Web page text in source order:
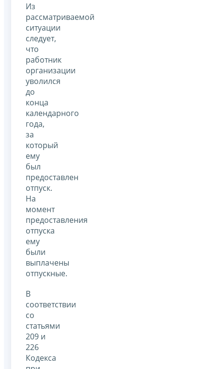
Из
рассматриваемой
ситуации
следует,
что
работник
организации
уволился
до
конца
календарного
года,
за
который
ему
был
предоставлен
отпуск.
На
момент
предоставления
отпуска
ему
были
выплачены
отпускные.
В
соответствии
со
статьями
209 и
226
Кодекса